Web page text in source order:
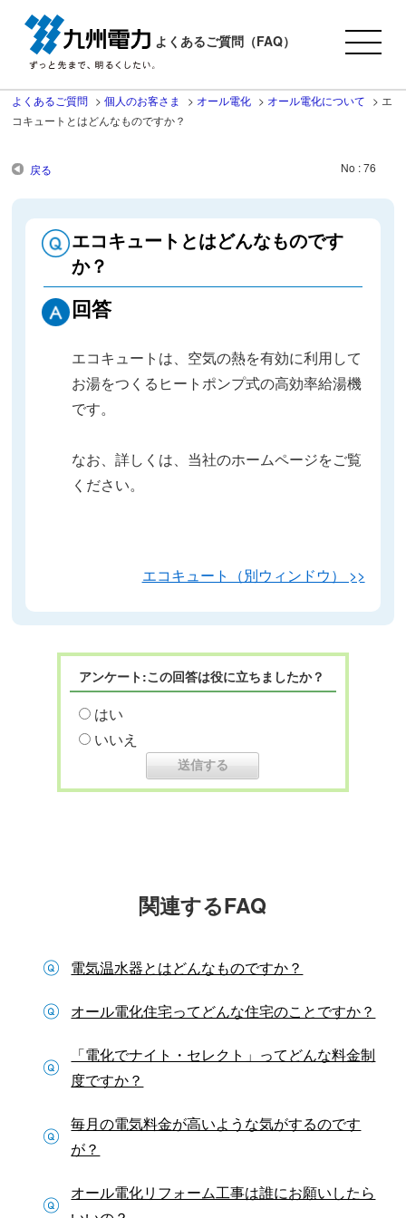
よくあるご質問（FAQ）
よくあるご質問 >個人のお客さま > オール電化 > オール電化について > エ
コキュートとはどんなものですか？
戻る No : 76
エコキュートとはどんなものです
か？
回答
エコキュートは、空気の熱を有効に利用して
お湯をつくるヒートポンプ式の高効率給湯機
です。
なお、詳しくは、当社のホームページをご覧
ください。
エコキュート（別ウィンドウ） >>
アンケート:この回答は役に立ちましたか？
はい
いいえ
関連するFAQ
電気温水器とはどんなものですか？
オール電化住宅ってどんな住宅のことですか？
「電化でナイト・セレクト」ってどんな料金制
度ですか？
毎月の電気料金が高いような気がするのです
が？
オール電化リフォーム工事は誰にお願いしたら